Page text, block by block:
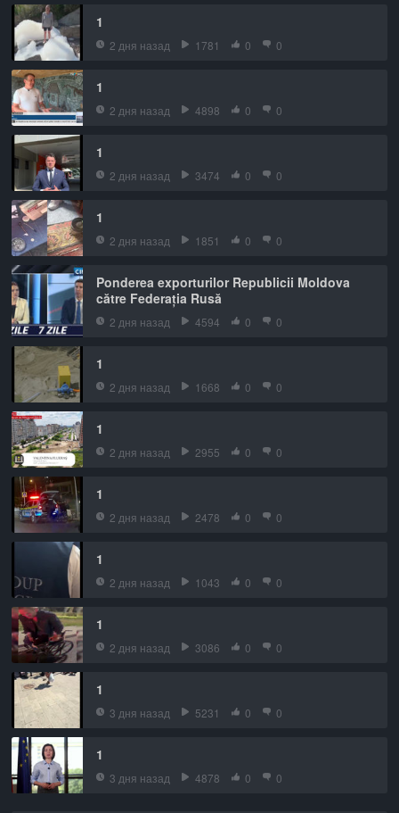
1
2 дня назад 1781 0 0
1
2 дня назад 4898 0 0
1
2 дня назад 3474 0 0
1
2 дня назад 1851 0 0
Ponderea exporturilor Republicii Moldova
către Federația Rusă
2 дня назад 4594 0 0
1
2 дня назад 1668 0 0
1
2 дня назад 2955 0 0
1
2 дня назад 2478 0 0
1
2 дня назад 1043 0 0
1
2 дня назад 3086 0 0
1
3 дня назад 5231 0 0
1
3 дня назад 4878 0 0